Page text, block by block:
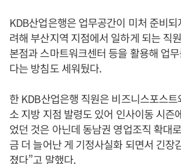
KDB산업은행은 업무공간이 미처 준비
려해 부산지역 지점에서 일하게 되는 직
본점과 스마트워크센터 등을 활용해 업
다는 방침도 세워뒀다.
한 KDB산업은행 직원은 비즈니스포스트
소 지방 지점 발령도 있어 인사이동 시즌
었던 것은 아닌데 동남권 영업조직 확대
금 더 늘어난 게 기정사실화 되면서 긴장
졌다”고 말했다.